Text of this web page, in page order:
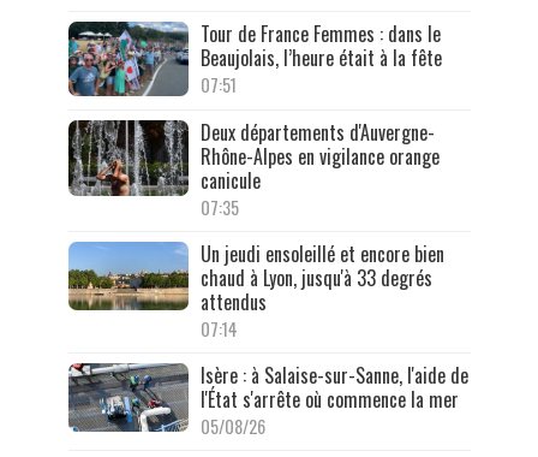
Tour de France Femmes : dans le
Beaujolais, l’heure était à la fête
07:51
Deux départements d'Auvergne-
Rhône-Alpes en vigilance orange
canicule
07:35
Un jeudi ensoleillé et encore bien
chaud à Lyon, jusqu'à 33 degrés
attendus
07:14
Isère : à Salaise-sur-Sanne, l'aide de
l'État s'arrête où commence la mer
05/08/26